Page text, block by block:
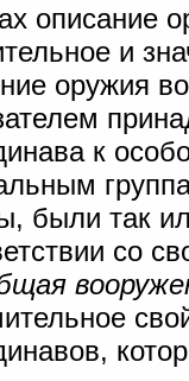
описание
и
оружия
к
были так
со